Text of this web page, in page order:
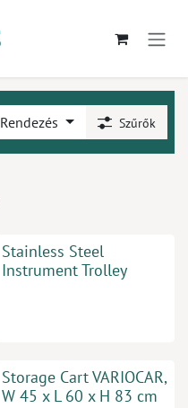
Rendezés Szűrők
Stainless Steel
Instrument Trolley
Storage Cart VARIOCAR,
W 45 x L 60 x H 83 cm